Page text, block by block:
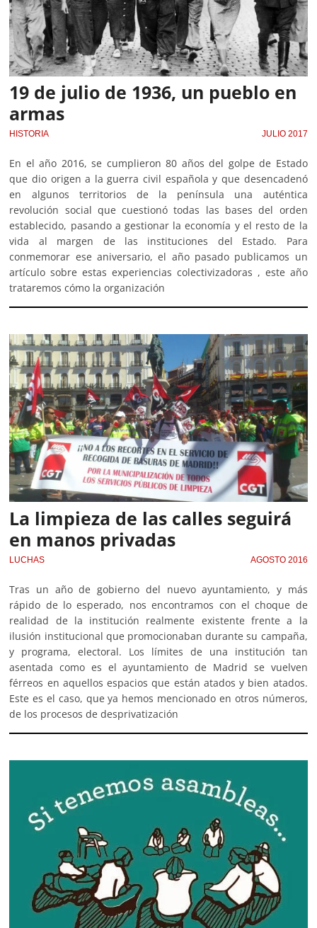
19 de julio de 1936, un pueblo en
armas
HISTORIA JULIO 2017
En el año 2016, se cumplieron 80 años del golpe de Estado
que dio origen a la guerra civil española y que desencadenó
en algunos territorios de la península una auténtica
revolución social que cuestionó todas las bases del orden
establecido, pasando a gestionar la economía y el resto de la
vida al margen de las instituciones del Estado. Para
conmemorar ese aniversario, el año pasado publicamos un
artículo sobre estas experiencias colectivizadoras , este año
trataremos cómo la organización
La limpieza de las calles seguirá
en manos privadas
LUCHAS AGOSTO 2016
Tras un año de gobierno del nuevo ayuntamiento, y más
rápido de lo esperado, nos encontramos con el choque de
realidad de la institución realmente existente frente a la
ilusión institucional que promocionaban durante su campaña,
y programa, electoral. Los límites de una institución tan
asentada como es el ayuntamiento de Madrid se vuelven
férreos en aquellos espacios que están atados y bien atados.
Este es el caso, que ya hemos mencionado en otros números,
de los procesos de desprivatización